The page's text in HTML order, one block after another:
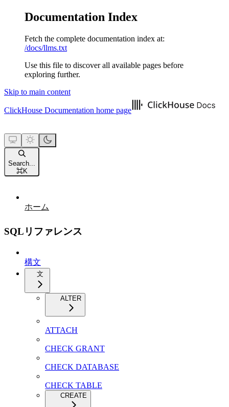
Documentation Index
Fetch the complete documentation index at:
/docs/llms.txt
Use this file to discover all available pages before
exploring further.
Skip to main content
ClickHouse Documentation home page
Search...
⌘K
ホーム
SQLリファレンス
構文
文
ALTER
ATTACH
CHECK GRANT
CHECK DATABASE
CHECK TABLE
CREATE